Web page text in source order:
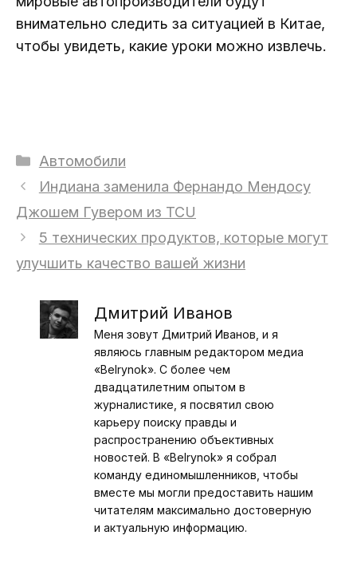
внимательно следить за ситуацией в Китае,
чтобы увидеть, какие уроки можно извлечь.
Рубрики
Автомобили
Индиана заменила Фернандо Мендосу
Джошем Гувером из TCU
5 технических продуктов, которые могут
улучшить качество вашей жизни
Дмитрий Иванов
Меня зовут Дмитрий Иванов, и я
являюсь главным редактором медиа
«Belrynok». С более чем
двадцатилетним опытом в
журналистике, я посвятил свою
карьеру поиску правды и
распространению объективных
новостей. В «Belrynok» я собрал
команду единомышленников, чтобы
вместе мы могли предоставить нашим
читателям максимально достоверную
и актуальную информацию.